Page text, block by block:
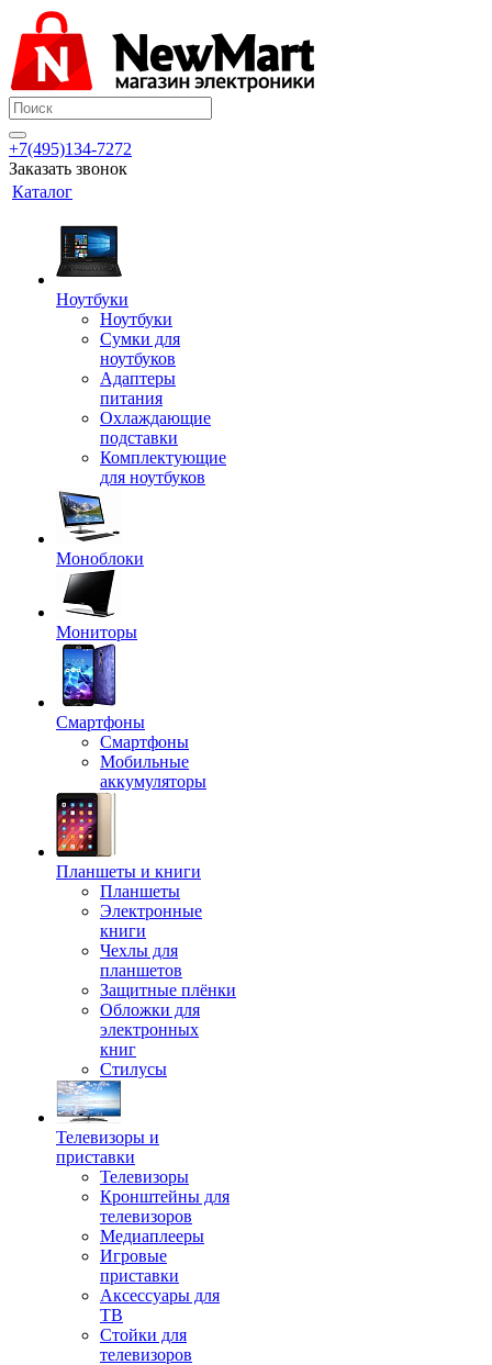
+7(495)134-7272
Заказать звонок
Каталог
Ноутбуки
Ноутбуки
Сумки для
ноутбуков
Адаптеры
питания
Охлаждающие
подставки
Комплектующие
для ноутбуков
Моноблоки
Мониторы
Смартфоны
Смартфоны
Мобильные
аккумуляторы
Планшеты и книги
Планшеты
Электронные
книги
Чехлы для
планшетов
Защитные плёнки
Обложки для
электронных
книг
Стилусы
Телевизоры и
приставки
Телевизоры
Кронштейны для
телевизоров
Медиаплееры
Игровые
приставки
Аксессуары для
ТВ
Стойки для
телевизоров